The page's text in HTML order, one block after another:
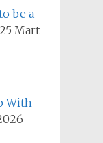
be a
25 Mart
With